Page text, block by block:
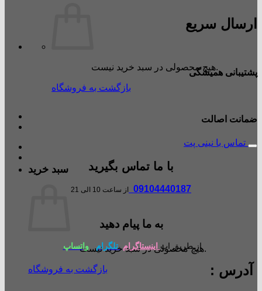
هیچ محصولی در سبد خرید نیست.
بازگشت به فروشگاه
سبد خرید
هیچ محصولی در سبد خرید نیست.
بازگشت به فروشگاه
ارسال سریع
پشتیبانی همیشگی
ضمانت اصالت
تماس با نینی پت
با ما تماس بگیرید
09104440187 از ساعت 10 الی 21
به ما پیام دهید
از طریق اپ اینستاگرام تلگرام واتساپ
آدرس :